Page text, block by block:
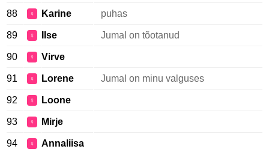
88 ♀ Karine puhas
89 ♀ Ilse Jumal on tõotanud
90 ♀ Virve
91 ♀ Lorene Jumal on minu valguses
92 ♀ Loone
93 ♀ Mirje
94 ♀
Annaliisa